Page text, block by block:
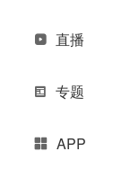
直播
专题
APP